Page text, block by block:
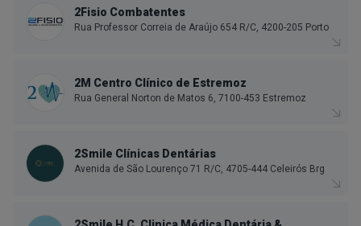
2Fisio Combatentes
Rua Professor Correia de Araújo 654 R/C, 4200-205 Porto
2M Centro Clínico de Estremoz
Rua General Norton de Matos 6, 7100-453 Estremoz
2Smile Clínicas Dentárias
Avenida de São Lourenço 71 R/C, 4705-444 Celeirós Brg